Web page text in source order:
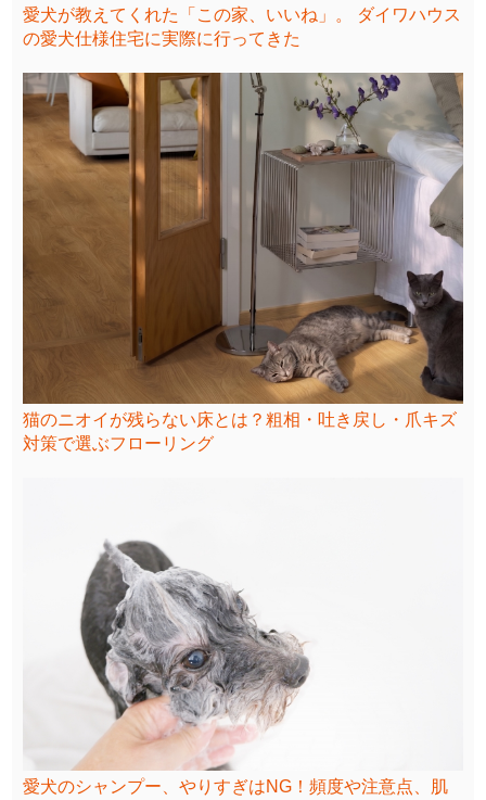
愛犬が教えてくれた「この家、いいね」。 ダイワハウス
の愛犬仕様住宅に実際に行ってきた
猫のニオイが残らない床とは？粗相・吐き戻し・爪キズ
対策で選ぶフローリング
愛犬のシャンプー、やりすぎはNG！頻度や注意点、肌